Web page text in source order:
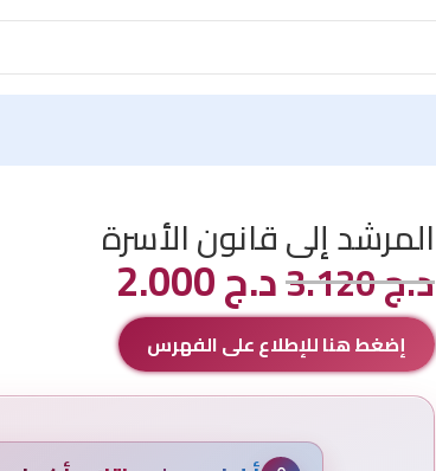
المرشد إلى قانون الأسرة
د.ج3.120 د.ج2.000
إضغط هنا للإطلاع على الفهرس